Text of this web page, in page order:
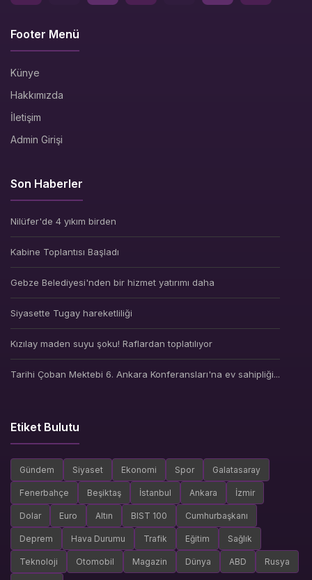
Footer Menü
Künye
Hakkımızda
İletişim
Admin Girişi
Son Haberler
Nilüfer'de 4 yıkım birden
Kabine Toplantısı Başladı
Gebze Belediyesi'nden bir hizmet yatırımı daha
Siyasette Tugay hareketliliği
Kızılay maden suyu şoku! Raflardan toplatılıyor
Tarihi Çoban Mektebi 6. Ankara Konferansları'na ev sahipliği...
Etiket Bulutu
Gündem Siyaset Ekonomi Spor Galatasaray
Fenerbahçe Beşiktaş İstanbul Ankara İzmir
Dolar Euro Altın BIST 100 Cumhurbaşkanı
Deprem Hava Durumu Trafik Eğitim Sağlık
Teknoloji Otomobil Magazin Dünya ABD Rusya